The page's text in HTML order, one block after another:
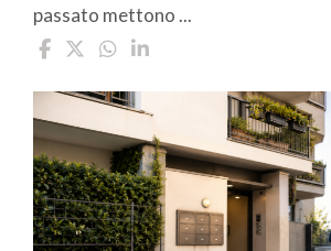
passato mettono ...